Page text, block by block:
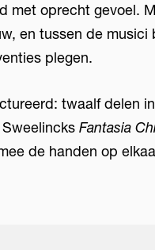
met oprecht gevoel.
en tussen de
plegen.
twaalf delen
Fantasia
de handen op